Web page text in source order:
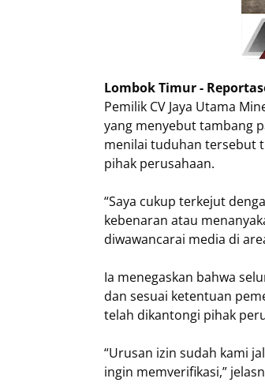
Lombok Timur -
Pemilik CV Jaya Utama
yang menyebut tambang
menilai tuduhan tersebut
pihak perusahaan.
“Saya cukup terkejut
kebenaran atau
diwawancarai media di
Ia menegaskan bahwa
dan sesuai ketentuan
telah dikantongi pihak
“Urusan izin sudah kami
ingin memverifikasi,”